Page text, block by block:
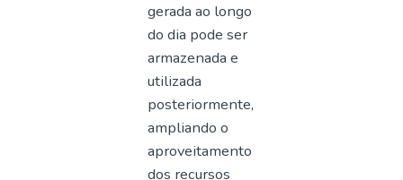
gerada ao longo
do dia pode ser
armazenada e
utilizada
posteriormente,
ampliando o
aproveitamento
dos recursos